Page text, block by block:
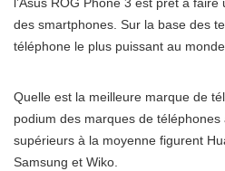
des smartphones. Sur la base des
téléphone le plus puissant au monde.
Quelle est la meilleure marque de
podium des marques de
supérieurs à la moyenne figurent
Samsung et Wiko.